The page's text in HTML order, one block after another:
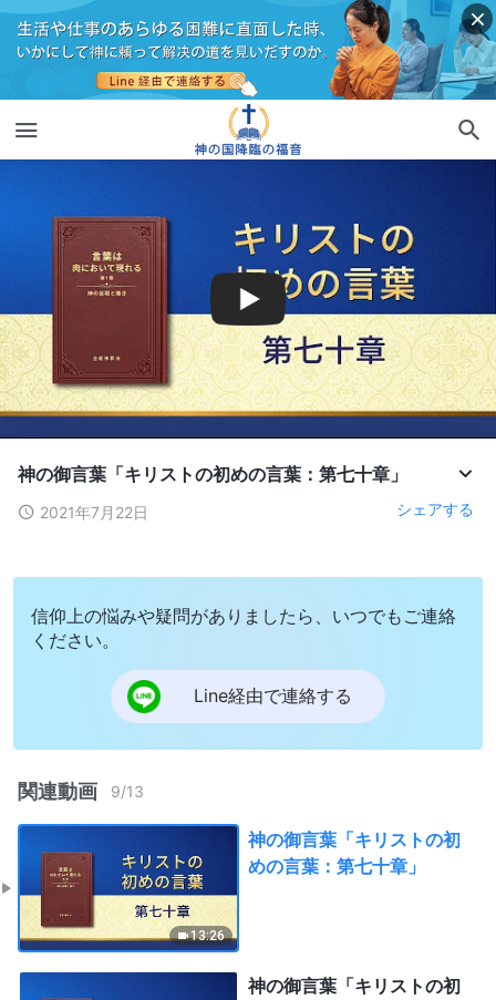
神の御言葉「キリストの初めの言葉：第七十章」
2021年7月22日 シェアする
信仰上の悩みや疑問がありましたら、いつでもご連絡
ください。
Line経由で連絡する
関連動画 9/13
13:26
神の御言葉「キリストの初
めの言葉：第七十章」
神の御言葉「キリストの初